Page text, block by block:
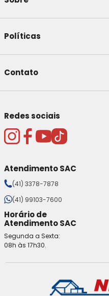
Políticas
Contato
Redes sociais
Atendimento SAC
(41) 3378-7878
(41) 99103-7600
Horário de
Atendimento SAC
Segunda a Sexta:
08h às 17h30.